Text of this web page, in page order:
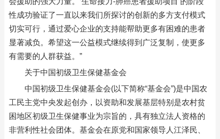
性成功验证了一直以来我们所探讨的创新的多方支付模式
切实可行，通过爱心企业的支持能帮助更多有困难的患者
显著减负。希望这一公益模式继续得到广泛复制，使更多
有需要的人群获益。”
关于中国初级卫生保健基金会
中国初级卫生保健基金会(以下简称“基金会”)是中国农
工民主党中央发起创办，以资助和发展基层特别是农村贫
困地区初级卫生保健事业为宗旨的，具有独立法人资格的
非营利性社会团体。基金会在原党和国家领导人江泽民、